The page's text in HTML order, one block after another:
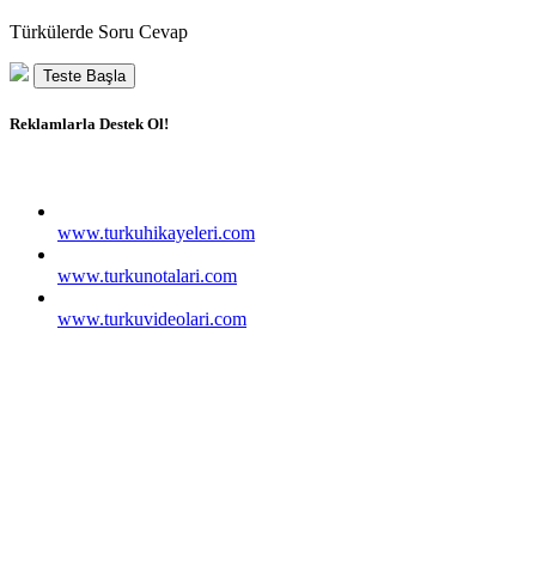
Türkülerde Soru Cevap
Teste Başla
Reklamlarla Destek Ol!
www.turkuhikayeleri.com
www.turkunotalari.com
www.turkuvideolari.com